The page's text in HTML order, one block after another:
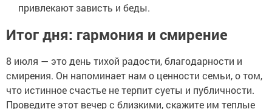
привлекают зависть и беды.
Итог дня: гармония и смирение
8 июля — это день тихой радости, благодарности и
смирения. Он напоминает нам о ценности семьи, о том,
что истинное счастье не терпит суеты и публичности.
Проведите этот вечер с близкими, скажите им теплые